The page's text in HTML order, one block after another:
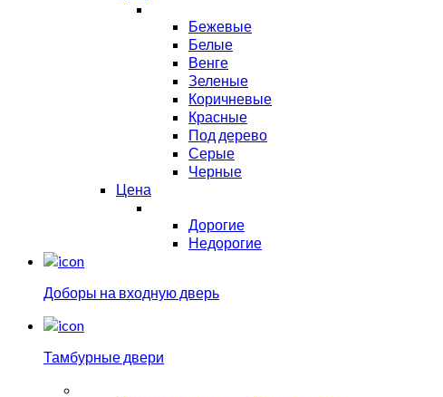
Бежевые
Белые
Венге
Зеленые
Коричневые
Красные
Под дерево
Серые
Черные
Цена
Дорогие
Недорогие
Доборы на входную дверь
Тамбурные двери